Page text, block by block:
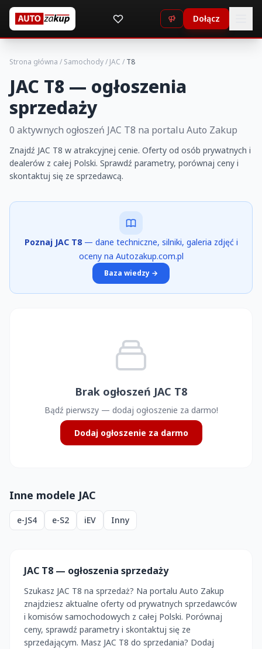
Dołącz
Strona główna / Samochody/ JAC / T8
JAC T8 — ogłoszenia
sprzedaży
0 aktywnych ogłoszeń JAC T8 na portalu Auto Zakup
Znajdź JAC T8 w atrakcyjnej cenie. Oferty od osób prywatnych i
dealerów z całej Polski. Sprawdź parametry, porównaj ceny i
skontaktuj się ze sprzedawcą.
Poznaj JAC T8 — dane techniczne, silniki, galeria zdjęć i
oceny na Autozakup.com.pl
Baza wiedzy →
Brak ogłoszeń JAC T8
Bądź pierwszy — dodaj ogłoszenie za darmo!
Dodaj ogłoszenie za darmo
Inne modele JAC
e-JS4 e-S2 iEV Inny
JAC T8 — ogłoszenia sprzedaży
Szukasz JAC T8 na sprzedaż? Na portalu Auto Zakup
znajdziesz aktualne oferty od prywatnych sprzedawców
i komisów samochodowych z całej Polski. Porównaj
ceny, sprawdź parametry i skontaktuj się ze
sprzedającym. Masz JAC T8 do sprzedania? Dodaj